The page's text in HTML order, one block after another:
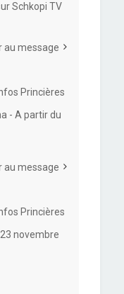
Schkopi TV
au message
Princières
- A partir du
au message
Princières
novembre